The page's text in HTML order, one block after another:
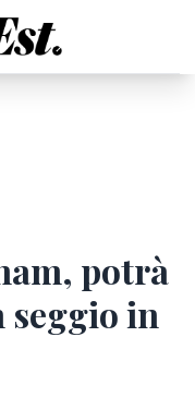
potrà
seggio in